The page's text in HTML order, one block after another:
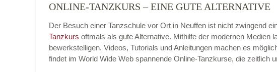
E-Mail*
ONLINE-TANZKURS – EINE GUTE ALTERNATIVE
Der Besuch einer Tanzschule vor Ort in Neuffen ist nicht zwingend
Tanzkurs oftmals als gute Alternative. Mithilfe der modernen Medien
bewerkstelligen. Videos, Tutorials und Anleitungen machen es
findet im World Wide Web spannende Online-Tanzkurse, die zeitlich